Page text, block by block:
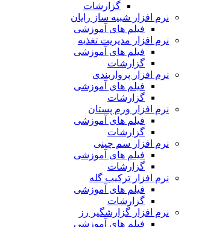
گزارشات
نرم افزار شبیه ساز رایان
فیلم های آموزشی
نرم افزار مدیریت تغذیه
فیلم های آموزشی
گزارشات
نرم افزار پرواربندی
فیلم های آموزشی
گزارشات
نرم افزار ورم پستان
فیلم های آموزشی
گزارشات
نرم افزار سم چینی
فیلم های آموزشی
گزارشات
نرم افزار ترکیب گله
فیلم های آموزشی
گزارشات
نرم افزار گزارشگیر رز
فیلم های آموزشی